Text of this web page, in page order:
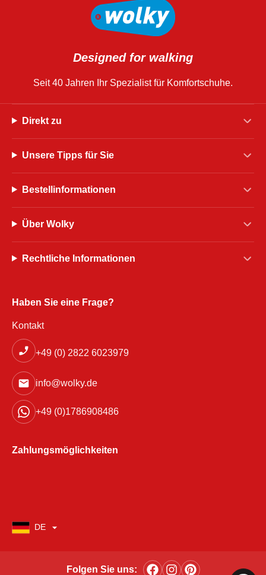
Designed for walking
Seit 40 Jahren Ihr Spezialist für Komfortschuhe.
Direkt zu
Unsere Tipps für Sie
Bestellinformationen
Über Wolky
Rechtliche Informationen
Haben Sie eine Frage?
Kontakt
+49 (0) 2822 6023979
info@wolky.de
+49 (0)1786908486
Zahlungsmöglichkeiten
DE
Folgen Sie uns: